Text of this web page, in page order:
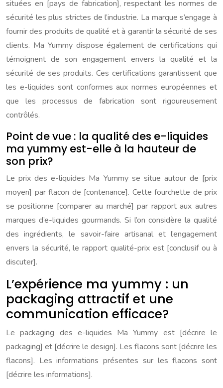
situées en [pays de fabrication], respectant les normes de
sécurité les plus strictes de l’industrie. La marque s’engage à
fournir des produits de qualité et à garantir la sécurité de ses
clients. Ma Yummy dispose également de certifications qui
témoignent de son engagement envers la qualité et la
sécurité de ses produits. Ces certifications garantissent que
les e-liquides sont conformes aux normes européennes et
que les processus de fabrication sont rigoureusement
contrôlés.
Point de vue : la qualité des e-liquides
ma yummy est-elle à la hauteur de
son prix?
Le prix des e-liquides Ma Yummy se situe autour de [prix
moyen] par flacon de [contenance]. Cette fourchette de prix
se positionne [comparer au marché] par rapport aux autres
marques d’e-liquides gourmands. Si l’on considère la qualité
des ingrédients, le savoir-faire artisanal et l’engagement
envers la sécurité, le rapport qualité-prix est [conclusif ou à
discuter].
L’expérience ma yummy : un
packaging attractif et une
communication efficace?
Le packaging des e-liquides Ma Yummy est [décrire le
packaging] et [décrire le design]. Les flacons sont [décrire les
flacons]. Les informations présentes sur les flacons sont
[décrire les informations].